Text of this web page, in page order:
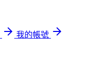
我的帳號